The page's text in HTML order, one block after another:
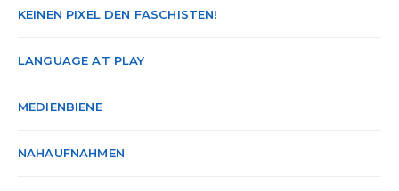
KEINEN PIXEL DEN FASCHISTEN!
LANGUAGE AT PLAY
MEDIENBIENE
NAHAUFNAHMEN